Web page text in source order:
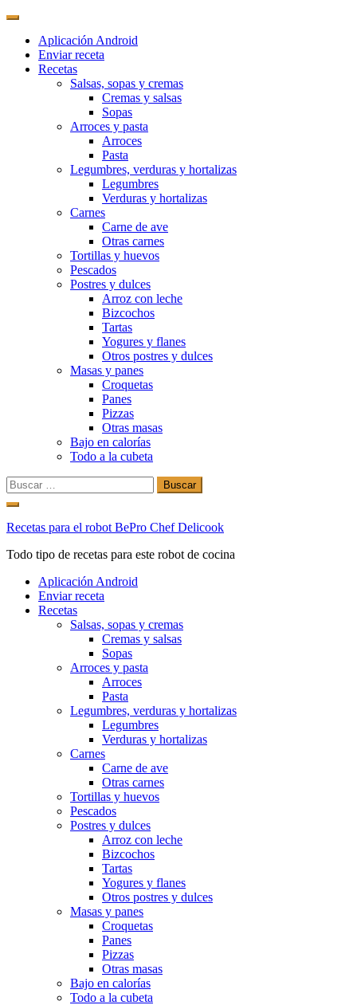
Aplicación Android
Enviar receta
Recetas
Salsas, sopas y cremas
Cremas y salsas
Sopas
Arroces y pasta
Arroces
Pasta
Legumbres, verduras y hortalizas
Legumbres
Verduras y hortalizas
Carnes
Carne de ave
Otras carnes
Tortillas y huevos
Pescados
Postres y dulces
Arroz con leche
Bizcochos
Tartas
Yogures y flanes
Otros postres y dulces
Masas y panes
Croquetas
Panes
Pizzas
Otras masas
Bajo en calorías
Todo a la cubeta
Buscar:
Ir
contenido
Recetas para el robot BePro Chef Delicook
Todo tipo de recetas para este robot de cocina
Aplicación Android
Enviar receta
Recetas
Salsas, sopas y cremas
Cremas y salsas
Sopas
Arroces y pasta
Arroces
Pasta
Legumbres, verduras y hortalizas
Legumbres
Verduras y hortalizas
Carnes
Carne de ave
Otras carnes
Tortillas y huevos
Pescados
Postres y dulces
Arroz con leche
Bizcochos
Tartas
Yogures y flanes
Otros postres y dulces
Masas y panes
Croquetas
Panes
Pizzas
Otras masas
Bajo en calorías
Todo a la cubeta